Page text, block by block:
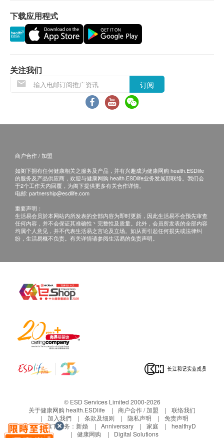
其他性病检测
滴虫 DNA
报告
进行健康检查后，一般情况下，需大约7-10个工作日
跟进检查报告，工作日不包括星期六、日及公众假
产品页面）。
可能延迟情况
在某些情况下，报告时间可能因以下原因而有所延
专科医生审核：
学家进行评估，报告时间可能因人员安排而有所延
迟。
样本不完整或提交错误：
收集方式不当，需进行后续处理，方可开始检测。
技术或设备问题：如遇实验室设备维修或校准等突
发情况，可能暂时影响检测进度。
A. 本地及海外客户：
(2) 需检查前签署授权书，医院收取客户运费如下：
a. 本地快递 $100 邮费
备注
所有健康检查计划均包含检测前及检测后的医生咨
询服务。如需进一步咨询、药物处方或其他医疗程
序，将需另行收费。客户若体检后3个月内不领取
如需额外索取报告复印本（体检后三年内），将收
取$300行政费及每张复印文件$10费用。
客人需自行承担邮寄报告的风险。
下载应用程式
关注我们
订阅
商户合作 / 加盟
如阁下拥有任何健康相关之服务及产品，并有兴趣成为健康网购 health.ESDlife
的服务及产品供应商，欢迎与健康网购 health.ESDlife业务发展部联络。我们会
于2个工作天内回覆，为阁下提供更多有关合作详情。
电邮: partnership@esdlife.com
重要声明：
生活易会员於本网站内所发表的全部内容为即时更新，因此生活易不会预先审查
任何内容，并不会保证其准确性丶完整性及质量。此外，会员所发表的全部内容
均属个人意见，并不代表生活易之言论及立场。如从而引起任何损失或法律纠
纷，生活易概不负责。有关详情请参阅生活易的免责声明。
© ESD Services Limited 2000-2026
关于健康网购 health.ESDlife
商户合作 / 加盟
联络我们
加入我們
条款及细则 隐私声明
免责声明
生活易旗下业务： 新婚 Anniversary 家庭
healthyD
健康网购
Digital Solutions